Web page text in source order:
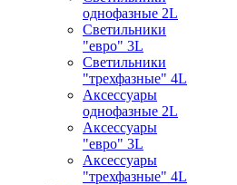
однофазные 2L
Светильники
"евро" 3L
Светильники
"трехфазные" 4L
Аксессуары
однофазные 2L
Аксессуары
"евро" 3L
Аксессуары
"трехфазные" 4L